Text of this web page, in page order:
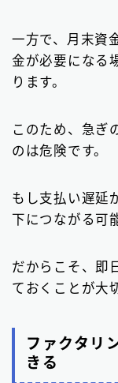
一方で、月末資
金が必要になる
ります。
このため、急ぎ
のは危険です。
もし支払い遅延
下につながる可
だからこそ、即
ておくことが大
ファクタリ
きる